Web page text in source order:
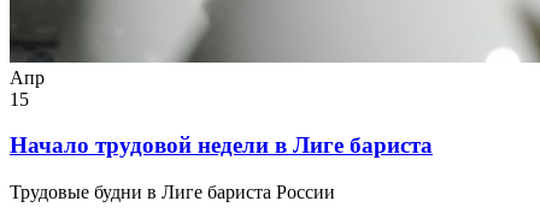
Апр
15
Начало трудовой недели в Лиге бариста
Трудовые будни в Лиге бариста России